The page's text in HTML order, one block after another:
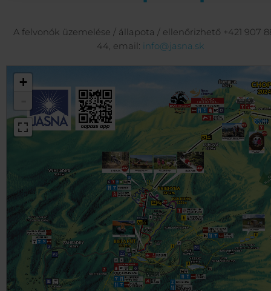
A felvonók üzemelése / állapota / ellenőrizhető +421 907
44, email: info@jasna.sk
+